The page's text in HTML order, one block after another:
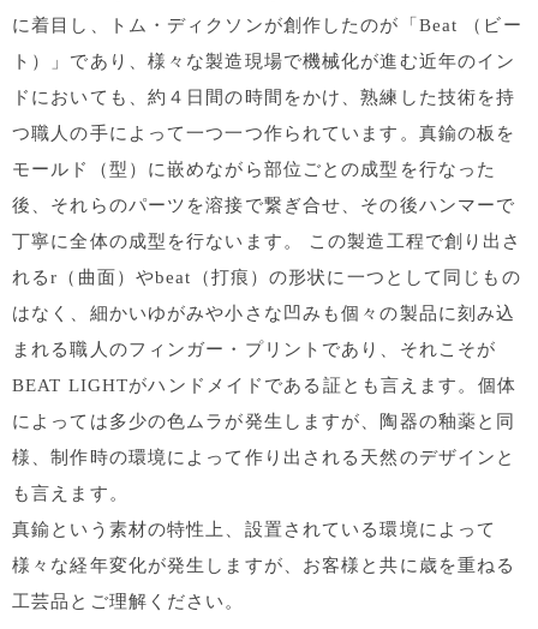
に着目し、トム・ディクソンが創作したのが「Beat （ビー
ト）」であり、様々な製造現場で機械化が進む近年のイン
ドにおいても、約４日間の時間をかけ、熟練した技術を持
つ職人の手によって一つ一つ作られています。真鍮の板を
モールド（型）に嵌めながら部位ごとの成型を行なった
後、それらのパーツを溶接で繋ぎ合せ、その後ハンマーで
丁寧に全体の成型を行ないます。 この製造工程で創り出さ
れるr（曲面）やbeat（打痕）の形状に一つとして同じもの
はなく、細かいゆがみや小さな凹みも個々の製品に刻み込
まれる職人のフィンガー・プリントであり、それこそが
BEAT LIGHTがハンドメイドである証とも言えます。個体
によっては多少の色ムラが発生しますが、陶器の釉薬と同
様、制作時の環境によって作り出される天然のデザインと
も言えます。
真鍮という素材の特性上、設置されている環境によって
様々な経年変化が発生しますが、お客様と共に歳を重ねる
工芸品とご理解ください。